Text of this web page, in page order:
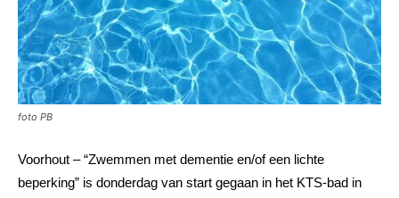
foto PB
Voorhout – “Zwemmen met dementie en/of een lichte
beperking” is donderdag van start gegaan in het KTS-bad in